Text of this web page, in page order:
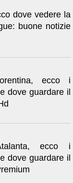
dove vedere la
buone notizie
ecco i
dove guardare il
ecco i
dove guardare il